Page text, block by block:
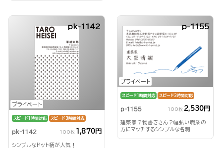
プライベート
pk-1142
スピード1時間対応 スピード3時間対応
pk-1142 100枚 1,870円
シンプルなドット柄が人気！
プライベート
p-1155
スピード1時間対応 スピード3時間対応
p-1155 100枚 2,530円
建築家？物書きさん？幅弘い職業の
方にマッチするシンプルな名刺